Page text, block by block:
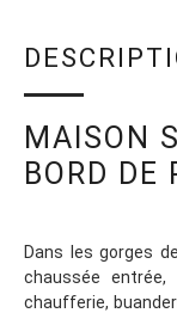
MAISON
BORD DE
Dans les gorges
chaussée
chaufferie,